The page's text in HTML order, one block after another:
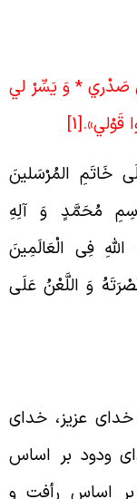
صَدْري * وَ يَسِّرْ لي‏
[1]
خَاتَمِ المُرْسَلینَ
مُحَمَّدٍ وَ آلِهِ
فِی الْعَالَمِینَ
وَ اللَّعْنُ‏ عَلَى‏
عزیز، خدای
ودود بر اساس
اساس رأفت و